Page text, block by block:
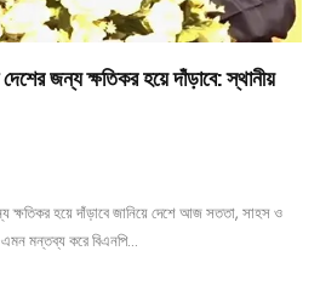
জন্য ক্ষতিকর হয়ে দাঁড়াবে: স্থানীয়
ক্ষতিকর হয়ে দাঁড়াবে জানিয়ে দেশে আজ সততা, সাহস ও
এমন মন্তব্য করে বিএনপি…